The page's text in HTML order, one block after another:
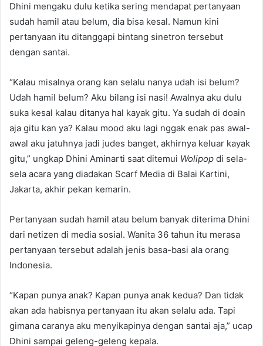
Dhini mengaku dulu ketika sering mendapat pertanyaan
sudah hamil atau belum, dia bisa kesal. Namun kini
pertanyaan itu ditanggapi bintang sinetron tersebut
dengan santai.
“Kalau misalnya orang kan selalu nanya udah isi belum?
Udah hamil belum? Aku bilang isi nasi! Awalnya aku dulu
suka kesal kalau ditanya hal kayak gitu. Ya sudah di doain
aja gitu kan ya? Kalau mood aku lagi nggak enak pas awal-
awal aku jatuhnya jadi judes banget, akhirnya keluar kayak
gitu,” ungkap Dhini Aminarti saat ditemui Wolipop di sela-
sela acara yang diadakan Scarf Media di Balai Kartini,
Jakarta, akhir pekan kemarin.
Pertanyaan sudah hamil atau belum banyak diterima Dhini
dari netizen di media sosial. Wanita 36 tahun itu merasa
pertanyaan tersebut adalah jenis basa-basi ala orang
Indonesia.
“Kapan punya anak? Kapan punya anak kedua? Dan tidak
akan ada habisnya pertanyaan itu akan selalu ada. Tapi
gimana caranya aku menyikapinya dengan santai aja,” ucap
Dhini sampai geleng-geleng kepala.